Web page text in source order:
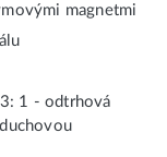
magnetmi
1 - odtrhová